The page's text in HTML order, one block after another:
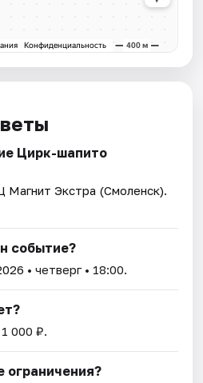
Цирк-шапито
Магнит Экстра (Смоленск).
событие?
• четверг • 18:00.
000 ₽.
ограничения?